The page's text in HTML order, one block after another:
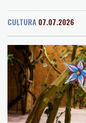
Fortaleza
27 °C
São Paulo
15
Brasília
22 °C
Ataques entre
João Fonseca perde
quartas do Masters
Irlanda acusa
Emirados
Espanhóis Daniel
Masters 1000 de
Don Nelson, lenda da
CULTURA 07.07.2026